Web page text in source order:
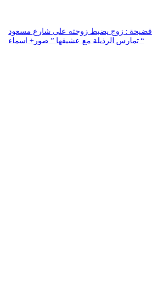
فضيحة : زوج يضبط زوجته على شارع مسعود
تمارس الرذيلة مع عشيقها ” صور+ اسماء “